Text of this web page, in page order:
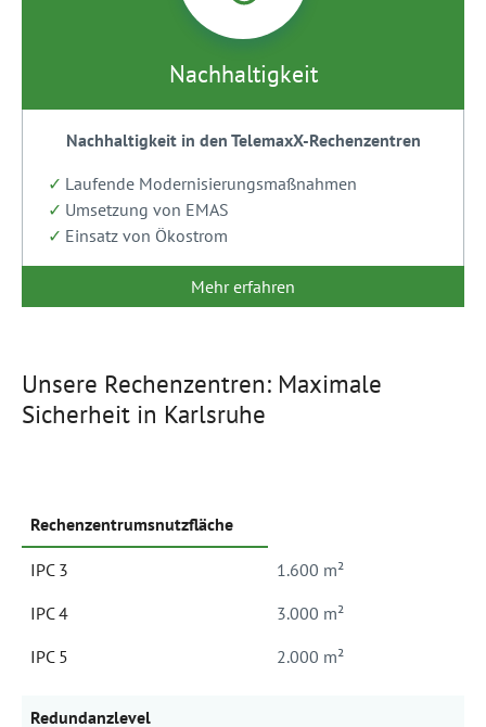
Nachhaltigkeit
Nachhaltigkeit in den TelemaxX-Rechenzentren
Laufende Modernisierungsmaßnahmen
Umsetzung von EMAS
Einsatz von Ökostrom
Mehr erfahren
Unsere Rechenzentren: Maximale
Sicherheit in Karlsruhe
Rechenzentrumsnutzfläche
IPC 3
1.600 m²
IPC 4
3.000 m²
IPC 5
2.000 m²
Redundanzlevel